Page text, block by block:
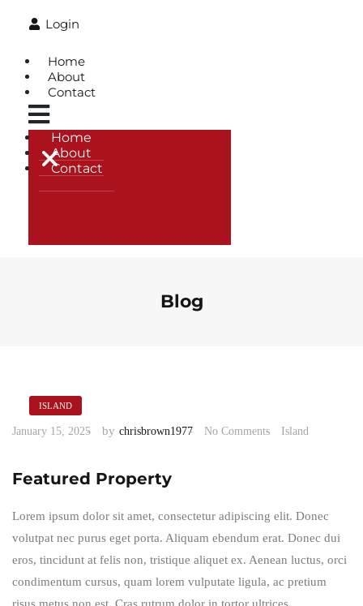
Login
Home
About
Contact
Home
About
Contact
Blog
ISLAND
January 15, 2025 by chrisbrown1977 No Comments Island
Featured Property
Lorem ipsum dolor sit amet, consectetur adipiscing elit. Donec
volutpat nec purus eget porta. Aliquam ebendum erat. Donec dui
eros, tincidunt at felis non, tristique aliquet ex. Aenean luctus, orci
condimentum cursus, quam lorem vulputate ligula, ac pretium